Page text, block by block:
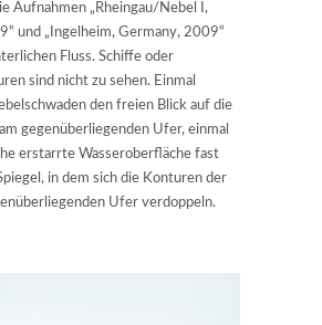
Aufnahmen „Rheingau/Nebel I,
und „Ingelheim, Germany, 2009“
Fluss. Schiffe oder
sind nicht zu sehen. Einmal
den freien Blick auf die
gegenüberliegenden Ufer, einmal
erstarrte Wasseroberfläche fast
in dem sich die Konturen der
Ufer verdoppeln.